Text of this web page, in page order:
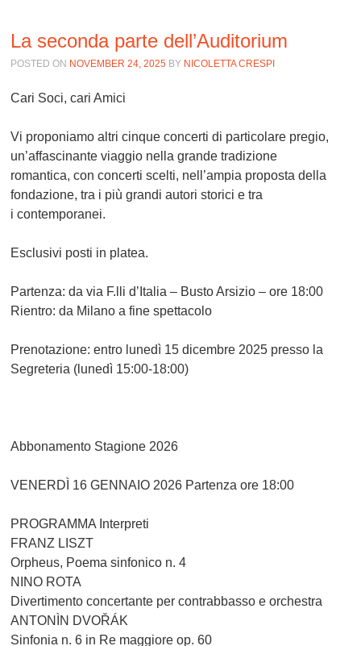
La seconda parte dell’Auditorium
POSTED ON NOVEMBER 24, 2025 BY NICOLETTA CRESPI
Cari Soci, cari Amici
Vi proponiamo altri cinque concerti di particolare pregio,
un’affascinante viaggio nella grande tradizione
romantica, con concerti scelti, nell’ampia proposta della
fondazione, tra i più grandi autori storici e tra
i contemporanei.
Esclusivi posti in platea.
Partenza: da via F.lli d’Italia – Busto Arsizio – ore 18:00
Rientro: da Milano a fine spettacolo
Prenotazione: entro lunedì 15 dicembre 2025 presso la
Segreteria (lunedì 15:00-18:00)
Abbonamento Stagione 2026
VENERDÌ 16 GENNAIO 2026 Partenza ore 18:00
PROGRAMMA Interpreti
FRANZ LISZT
Orpheus, Poema sinfonico n. 4
NINO ROTA
Divertimento concertante per contrabbasso e orchestra
ANTONÌN DVOŘÁK
Sinfonia n. 6 in Re maggiore op. 60